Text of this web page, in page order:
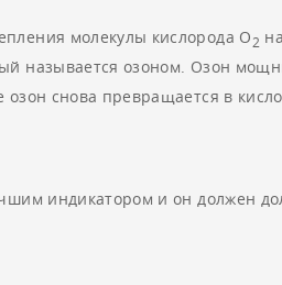
молекулы кислорода О2
называется озоном. Озон
снова превращается в
индикатором и он должен